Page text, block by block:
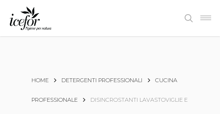
search
HOME DETERGENTI PROFESSIONALI CUCINA
PROFESSIONALE DISINCROSTANTI LAVASTOVIGLIE E